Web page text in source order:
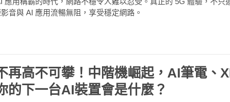
音與 AI 應用流暢無阻，享受穩定網路。
再高不可攀！中階機崛起，AI筆電、
的下一台AI裝置會是什麼？